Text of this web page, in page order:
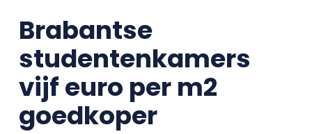
Brabantse
studentenkamers
vijf euro per m2
goedkoper